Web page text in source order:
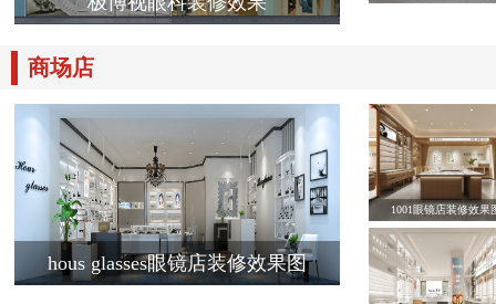
商场店
hous glasses眼镜店装修效果图
1001眼镜店装修效果